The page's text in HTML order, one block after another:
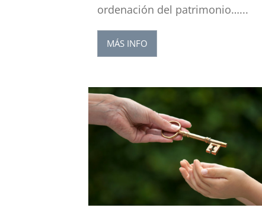
ordenación del patrimonio…...
MÁS INFO